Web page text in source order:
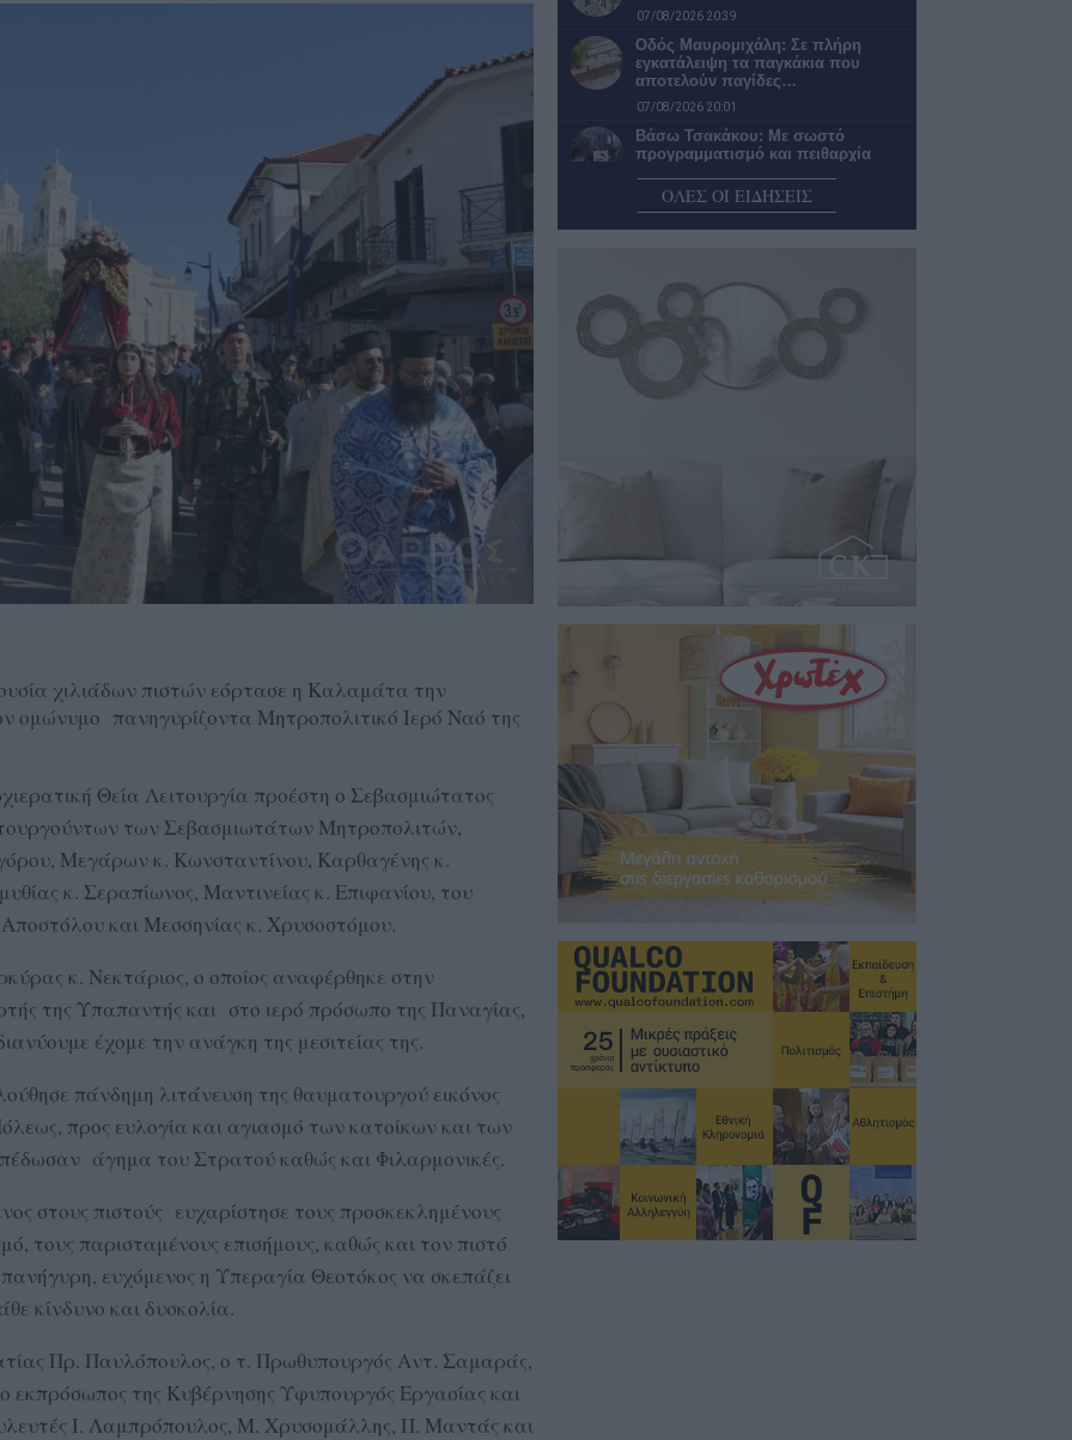
χιλιάδων πιστών εόρτασε η Καλαμάτα την
ομώνυμο πανηγυρίζοντα Μητροπολιτικό Ιερό Ναό της
Θεία Λειτουργία προέστη ο Σεβασμιώτατος
των Σεβασμιωτάτων Μητροπολιτών,
Μεγάρων κ. Κωνσταντίνου, Καρθαγένης κ.
κ. Σεραπίωνος, Μαντινείας κ. Επιφανίου, του
και Μεσσηνίας κ. Χρυσοστόμου.
κ. Νεκτάριος, ο οποίος αναφέρθηκε στην
της Υπαπαντής και στο ιερό πρόσωπο της Παναγίας,
έχομε την ανάγκη της μεσιτείας της.
πάνδημη λιτάνευση της θαυματουργού εικόνος
προς ευλογία και αγιασμό των κατοίκων και των
άγημα του Στρατού καθώς και Φιλαρμονικές.
στους πιστούς ευχαρίστησε τους προσκεκλημένους
τους παρισταμένους επισήμους, καθώς και τον πιστό
ευχόμενος η Υπεραγία Θεοτόκος να σκεπάζει
κίνδυνο και δυσκολία.
Πρ. Παυλόπουλος, ο τ. Πρωθυπουργός Αντ. Σαμαράς,
της Κυβέρνησης Υφυπουργός Εργασίας και
Ι. Λαμπρόπουλος, Μ. Χρυσομάλλης, Π. Μαντάς και
07/08/2026 20:39
Οδός Μαυρομιχάλη: Σε πλήρη
εγκατάλειψη τα παγκάκια που
αποτελούν παγίδες…
07/08/2026 20:01
Βάσω Τσακάκου: Με σωστό
προγραμματισμό και πειθαρχία
07/08/2026 19:00
Καλαμάτα: Απαράδεκτη η εικόνα σε
07/08/2026 18:25
Λύσεις για προβλήματα ύδρευσης –
αποχέτευσης ανήγγειλε η πρόεδρος
07/08/2026 18:01
ΟΛΕΣ ΟΙ ΕΙΔΗΣΕΙΣ